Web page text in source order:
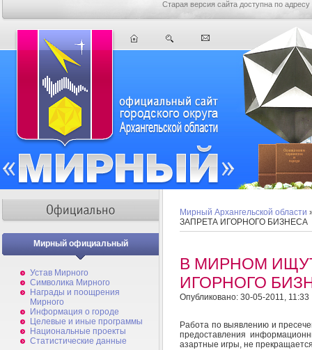
Старая версия сайта доступна по адресу
Мирный официальный
Устав Мирного
Символика Мирного
Награды и поощрения
Мирного
Информация о городе
Целевые и иные программы
Национальные проекты
Статистические данные
Мирный Архангельской области
ЗАПРЕТА ИГОРНОГО БИЗНЕСА
В МИРНОМ
ИГОРНОГО
Опубликовано: 30-05-2011, 11:33
Работа по выявлению и
предоставления
азартные игры, не